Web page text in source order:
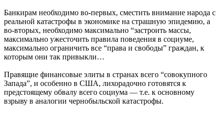
Банкирам необходимо во-первых, сместить внимание народа с
реальной катастрофы в экономике на страшную эпидемию, а
во-вторых, необходимо максимально “застроить массы,
максимально ужесточить правила поведения в социуме,
максимально ограничить все “права и свободы” граждан, к
которым они так привыкли…
Правящие финансовые элиты в странах всего “совокупного
Запада”, и особенно в США, лихорадочно готовятся к
предстоящему обвалу всего социума — т.е. к основному
взрыву в аналогии чернобыльской катастрофы.